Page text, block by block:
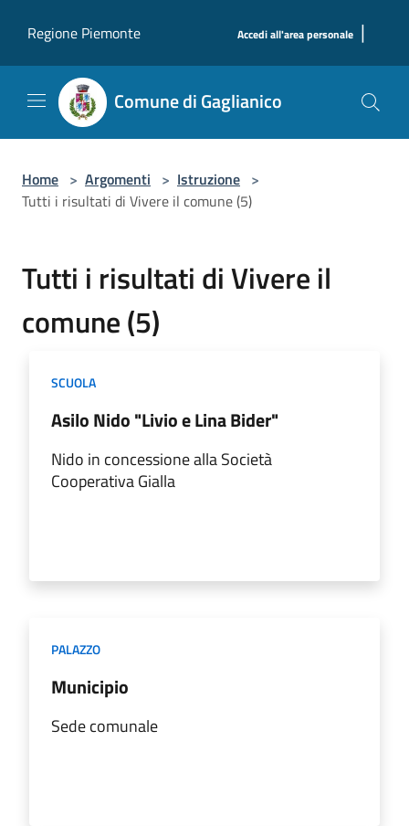
Regione Piemonte
Accedi all'area personale |
Comune di Gaglianico
Home > Argomenti > Istruzione >
Tutti i risultati di Vivere il comune (5)
Tutti i risultati di Vivere il
comune (5)
SCUOLA
Asilo Nido "Livio e Lina Bider"
Nido in concessione alla Società
Cooperativa Gialla
PALAZZO
Municipio
Sede comunale